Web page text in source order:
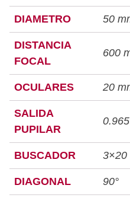
DIAMETRO 50
DISTANCIA
FOCAL
600
OCULARES 20
SALIDA
PUPILAR
BUSCADOR 3×20
DIAGONAL 90°